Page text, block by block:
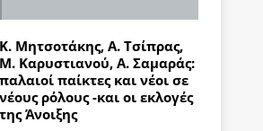
Κ. Μητσοτάκης, Α. Τσίπρας,
Μ. Καρυστιανού, Α. Σαμαράς:
παλαιοί παίκτες και νέοι σε
νέους ρόλους -και οι εκλογές
της Άνοιξης